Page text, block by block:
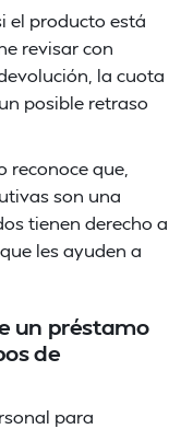
el producto está
revisar con
la cuota
posible retraso
reconoce que,
son una
tienen derecho a
les ayuden a
un préstamo
de
para